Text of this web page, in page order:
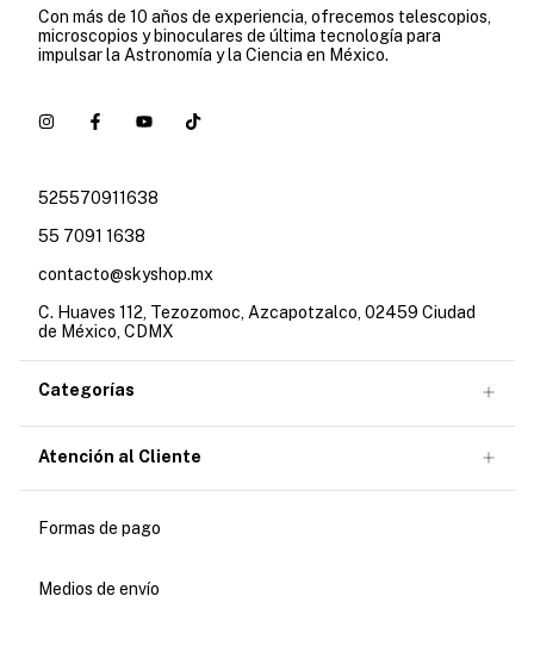
Con más de 10 años de experiencia, ofrecemos telescopios,
microscopios y binoculares de última tecnología para
impulsar la Astronomía y la Ciencia en México.
525570911638
55 7091 1638
contacto@skyshop.mx
C. Huaves 112, Tezozomoc, Azcapotzalco, 02459 Ciudad
de México, CDMX
Categorías
Atención al Cliente
Formas de pago
Medios de envío